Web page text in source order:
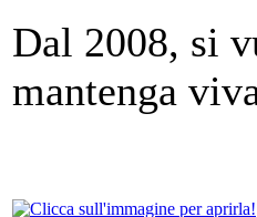
Dal 2008, si
mantenga